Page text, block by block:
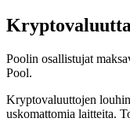
Poolin osallistujat
Pool.
Kryptovaluuttojen
uskomattomia laitteita.